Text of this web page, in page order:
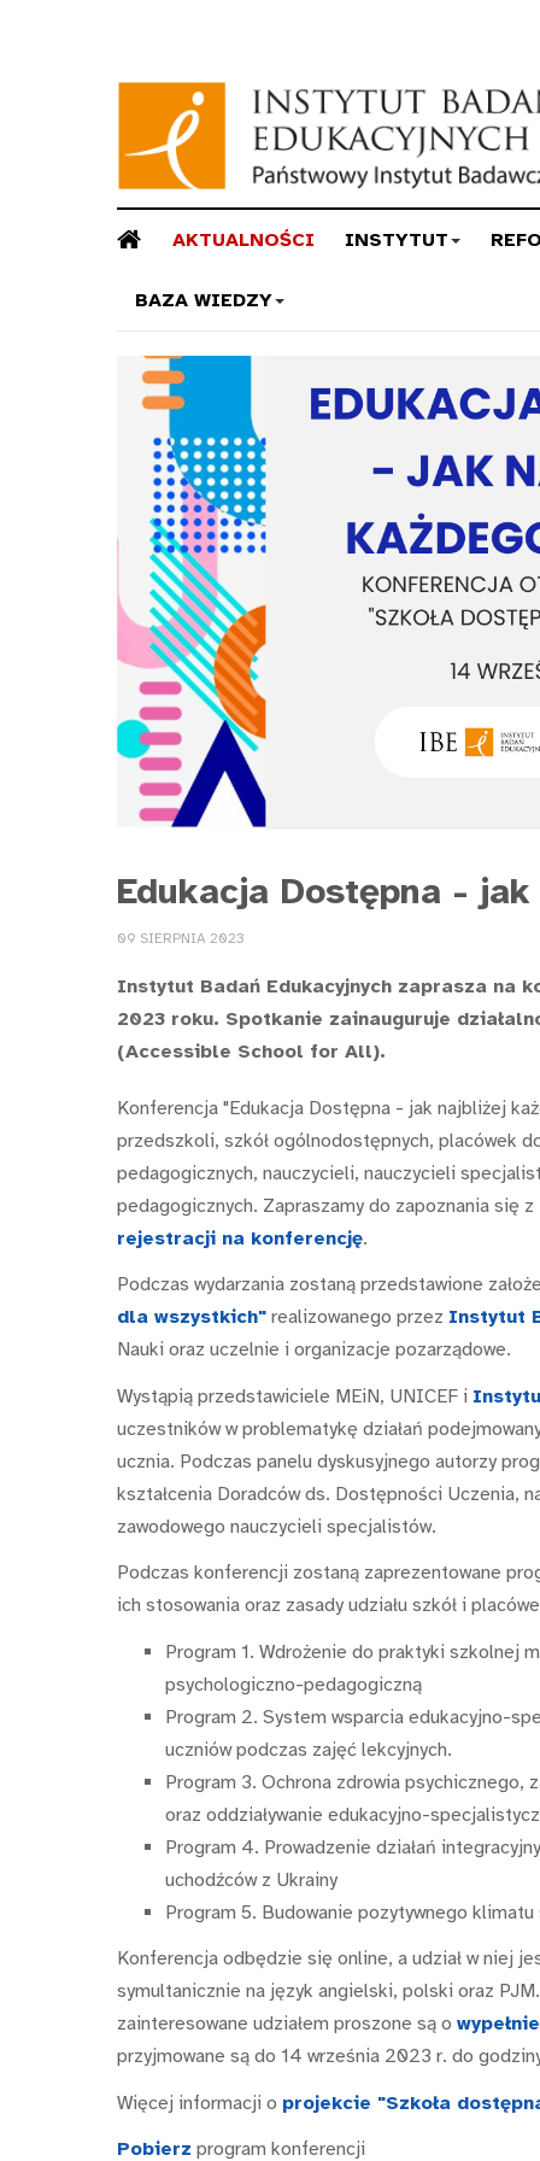
AKTUALNOŚCI INSTYTUT
BAZA WIEDZY
Edukacja Dostępna -
09 SIERPNIA 2023
Instytut Badań Edukacyjnych zaprasza na
2023 roku. Spotkanie zainauguruje
(Accessible School for All).
Konferencja "Edukacja Dostępna - jak najbliżej
przedszkoli, szkół ogólnodostępnych, placówek
pedagogicznych, nauczycieli, nauczycieli
pedagogicznych. Zapraszamy do zapoznania się z
rejestracji na konferencję.
Podczas wydarzania zostaną przedstawione
dla wszystkich" realizowanego przez Instytut
Nauki oraz uczelnie i organizacje pozarządowe.
Wystąpią przedstawiciele MEiN, UNICEF i
uczestników w problematykę działań
ucznia. Podczas panelu dyskusyjnego autorzy
kształcenia Doradców ds. Dostępności Uczenia,
zawodowego nauczycieli specjalistów.
Podczas konferencji zostaną zaprezentowane
ich stosowania oraz zasady udziału szkół i
Program 1. Wdrożenie do praktyki szkolnej
psychologiczno-pedagogiczną
Program 2. System wsparcia edukacyjno-
uczniów podczas zajęć lekcyjnych.
Program 3. Ochrona zdrowia psychicznego,
oraz oddziaływanie edukacyjno-
Program 4. Prowadzenie działań
uchodźców z Ukrainy
Program 5. Budowanie pozytywnego klimatu
Konferencja odbędzie się online, a udział w niej
symultanicznie na język angielski, polski oraz
zainteresowane udziałem proszone są o
przyjmowane są do 14 września 2023 r. do
Więcej informacji o projekcie "Szkoła
Pobierz program konferencji